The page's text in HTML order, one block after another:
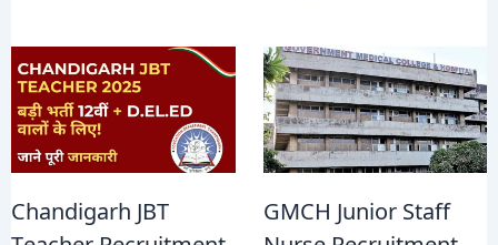
Chandigarh JBT
GMCH Junior Staff